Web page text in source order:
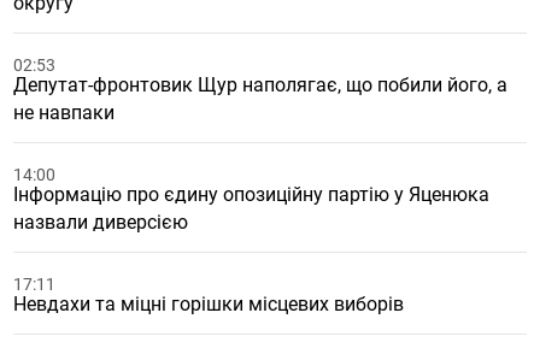
02:53
Депутат-фронтовик Щур наполягає, що побили його, а
не навпаки
14:00
Інформацію про єдину опозиційну партію у Яценюка
назвали диверсією
17:11
Невдахи та міцні горішки місцевих виборів